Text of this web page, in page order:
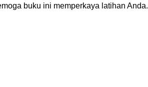
buku ini memperkaya latihan Anda.